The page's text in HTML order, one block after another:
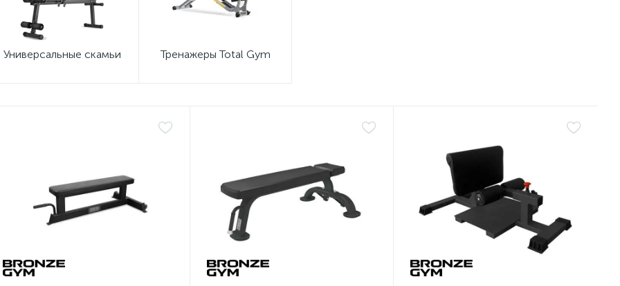
Универсальные скамьи Тренажеры Total Gym